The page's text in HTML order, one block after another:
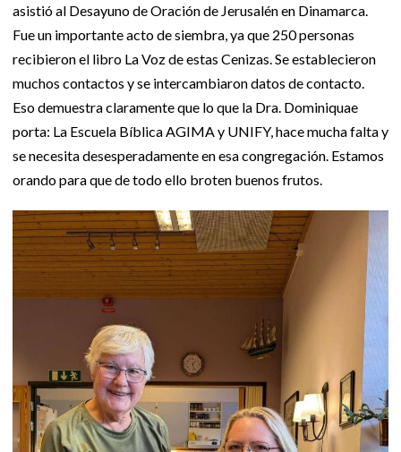
asistió al Desayuno de Oración de Jerusalén en Dinamarca.
Fue un importante acto de siembra, ya que 250 personas
recibieron el libro La Voz de estas Cenizas. Se establecieron
muchos contactos y se intercambiaron datos de contacto.
Eso demuestra claramente que lo que la Dra. Dominiquae
porta: La Escuela Bíblica AGIMA y UNIFY, hace mucha falta y
se necesita desesperadamente en esa congregación. Estamos
orando para que de todo ello broten buenos frutos.